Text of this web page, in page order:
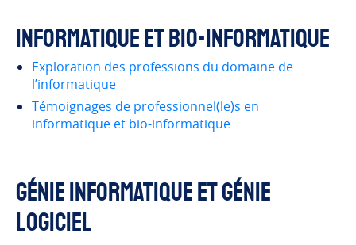
Informatique et Bio-Informatique
Exploration des professions du domaine de
l’informatique
Témoignages de professionnel(le)s en
informatique et bio-informatique
Génie informatique et génie
logiciel